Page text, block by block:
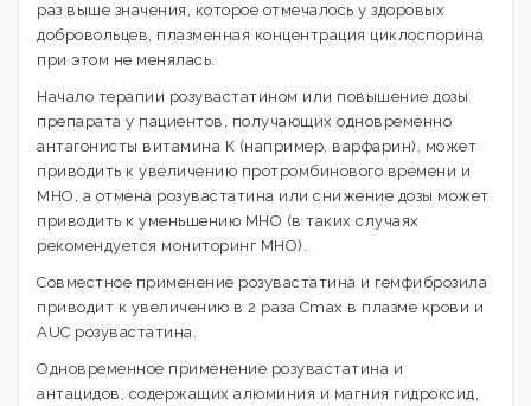
раз выше значения, которое отмечалось у здоровых
добровольцев, плазменная концентрация циклоспорина
при этом не менялась.
Начало терапии розувастатином или повышение дозы
препарата у пациентов, получающих одновременно
антагонисты витамина К (например, варфарин), может
приводить к увеличению протромбинового времени и
МНО, а отмена розувастатина или снижение дозы может
приводить к уменьшению МНО (в таких случаях
рекомендуется мониторинг МНО).
Совместное применение розувастатина и гемфиброзила
приводит к увеличению в 2 раза Cmax в плазме крови и
AUC розувастатина.
Одновременное применение розувастатина и
антацидов, содержащих алюминия и магния гидроксид,